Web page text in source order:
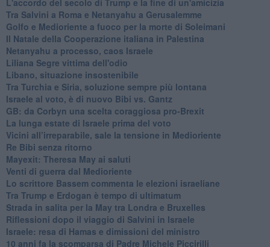
Tra Salvini a Roma e Netanyahu a Gerusalemme
Golfo e Medioriente a fuoco per la morte di Soleimani
Il Natale della Cooperazione italiana in Palestina
Netanyahu a processo, caos Israele
Liliana Segre vittima dell'odio
Libano, situazione insostenibile
Tra Turchia e Siria, soluzione sempre più lontana
Israele al voto, è di nuovo Bibi vs. Gantz
GB: da Corbyn una scelta coraggiosa pro-Brexit
La lunga estate di Israele prima del voto
Vicini all’irreparabile, sale la tensione in Medioriente
Re Bibi senza ritorno
Mayexit: Theresa May ai saluti
Venti di guerra dal Medioriente
Lo scrittore Bassem commenta le elezioni israeliane
Tra Trump e Erdogan è tempo di ultimatum
Strada in salita per la May tra Londra e Bruxelles
Riflessioni dopo il viaggio di Salvini in Israele
Israele: resa di Hamas e dimissioni del ministro
10 anni fa la scomparsa di Padre Michele Piccirilli